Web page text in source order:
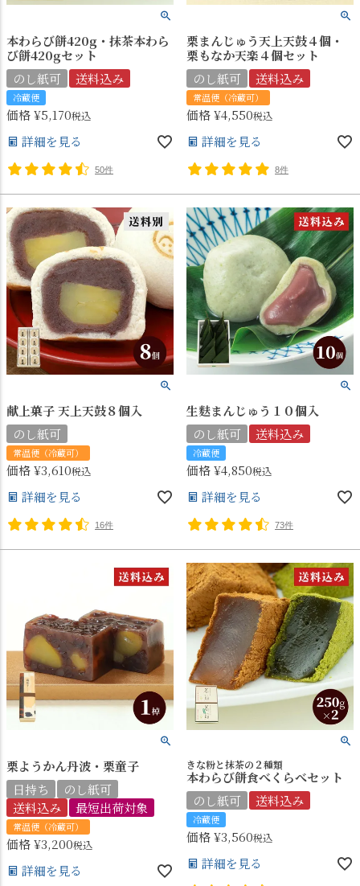
本わらび餅420g・抹茶本わら
び餅420gセット
のし紙可
送料込み
冷蔵便
価格¥5,170税込
詳細を見る
50件
栗まんじゅう天上天鼓４個・
栗もなか天楽４個セット
のし紙可
送料込み
常温便（冷蔵可）
価格¥4,550税込
詳細を見る
8件
献上菓子 天上天鼓８個入
のし紙可
常温便（冷蔵可）
価格¥3,610税込
詳細を見る
16件
生麩まんじゅう１０個入
のし紙可
送料込み
冷蔵便
価格¥4,850税込
詳細を見る
73件
栗ようかん丹波・栗童子
日持ち
のし紙可
送料込み
最短出荷対象
常温便（冷蔵可）
価格¥3,200税込
詳細を見る
きな粉と抹茶の２種類
本わらび餅食べくらべセット
のし紙可
送料込み
冷蔵便
価格¥3,560税込
詳細を見る